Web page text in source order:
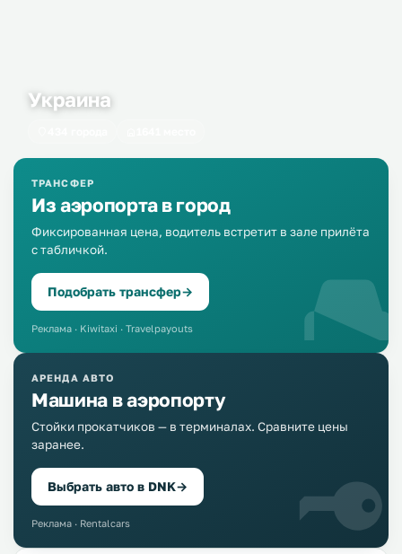
Украина
ТРАНСФЕР
Из аэропорта в город
Фиксированная цена, водитель встретит в зале прилёта
с табличкой.
Подобрать трансфер→
Реклама · Kiwitaxi · Travelpayouts
АРЕНДА АВТО
Машина в аэропорту
Стойки прокатчиков — в терминалах. Сравните цены
заранее.
Выбрать авто в DNK→
Реклама · Rentalcars